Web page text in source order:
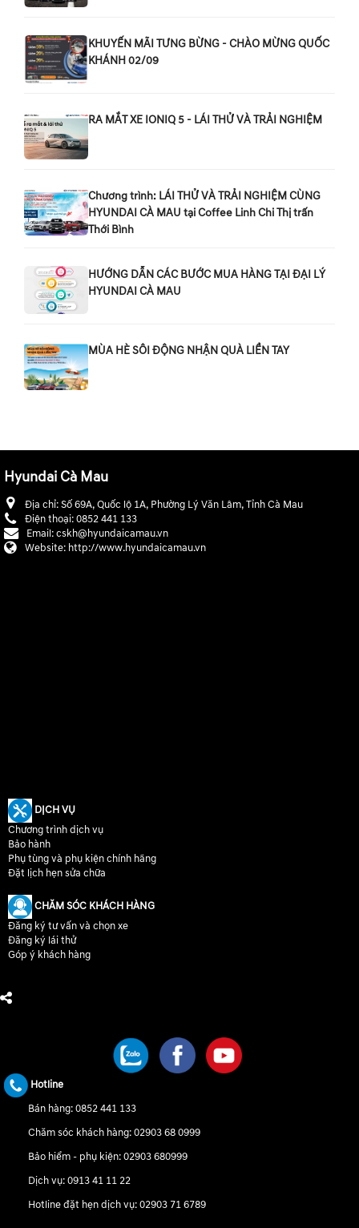
KHUYẾN MÃI TƯNG BỪNG - CHÀO MỪNG QUỐC
KHÁNH 02/09
RA MẮT XE IONIQ 5 - LÁI THỬ VÀ TRẢI NGHIỆM
Chương trình: LÁI THỬ VÀ TRẢI NGHIỆM CÙNG
HYUNDAI CÀ MAU tại Coffee Linh Chi Thị trấn
Thới Bình
HƯỚNG DẪN CÁC BƯỚC MUA HÀNG TẠI ĐẠI LÝ
HYUNDAI CÀ MAU
MÙA HÈ SÔI ĐỘNG NHẬN QUÀ LIỀN TAY
Hyundai Cà Mau
Địa chỉ:Số 69A, Quốc lộ 1A, Phường Lý Văn Lâm, Tỉnh Cà Mau
Điện thoại:0852 441 133
Email:cskh@hyundaicamau.vn
Website: http://www.hyundaicamau.vn
DỊCH VỤ
Chương trình dịch vụ
Bảo hành
Phụ tùng và phụ kiện chính hãng
Đặt lịch hẹn sửa chữa
CHĂM SÓC KHÁCH HÀNG
Đăng ký tư vấn và chọn xe
Đăng ký lái thử
Góp ý khách hàng
Hotline
Bán hàng:0852 441 133
Chăm sóc khách hàng:02903 68 0999
Bảo hiểm - phụ kiện:02903 680999
Dịch vụ:0913 41 11 22
Hotline đặt hẹn dịch vụ:02903 71 6789